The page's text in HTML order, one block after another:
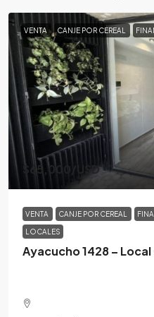
VENTA CANJE POR CEREAL
$65,000 /USD
VENTA CANJE POR CEREAL
LOCALES
Ayacucho 1428 –